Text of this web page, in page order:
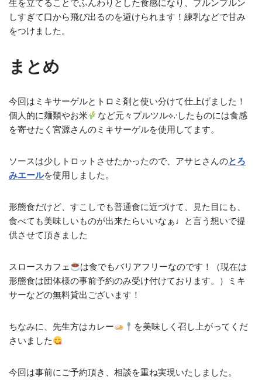
生を立てることでふんわりとした食感になり、プルンプルン
しすぎて口から飛び出るのを避けられます！練乳などで甘み
をつけました。
まとめ
今回はミキサーゲルとトロミ剤と使い分けて仕上げました！
個人的に麺類やお米
など元々プルツル⟡.·したものには食感
を寄せたく宮源さんのミキサーゲルを使用してます。
ソースは少しトロットさせたかったので、アサヒさんのとろ
みエールを使用しました。
形態食だけど、すこしでも普通食に近づけて、見た目にも、
食べても美味しいものが出来たらいいなぁ♩️と言う想いで提
供させて頂きました
スロースカフェ
は食でもバリアフリーなのです！（現在は
形態食は団体様の事前予約のみ受け付けております。）ミキ
サーなどの無料貸出ございます！
ちなみに、先生方はカレー
を美味しく召し上がってくだ
さいました
今回は事前にご予約頂き、相談を重ね実現いたしました。